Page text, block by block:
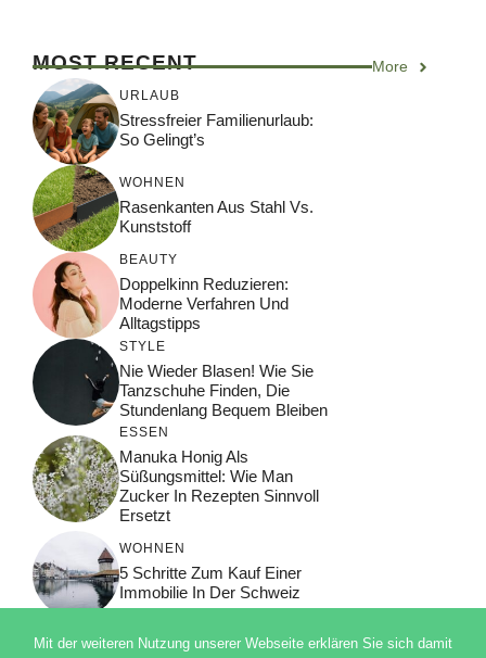
MOST RECENT More
URLAUB
Stressfreier Familienurlaub:
So Gelingt’s
WOHNEN
Rasenkanten Aus Stahl Vs.
Kunststoff
BEAUTY
Doppelkinn Reduzieren:
Moderne Verfahren Und
Alltagstipps
STYLE
Nie Wieder Blasen! Wie Sie
Tanzschuhe Finden, Die
Stundenlang Bequem Bleiben
ESSEN
Manuka Honig Als
Süßungsmittel: Wie Man
Zucker In Rezepten Sinnvoll
Ersetzt
WOHNEN
5 Schritte Zum Kauf Einer
Immobilie In Der Schweiz
Mit der weiteren Nutzung unserer Webseite erklären Sie sich damit